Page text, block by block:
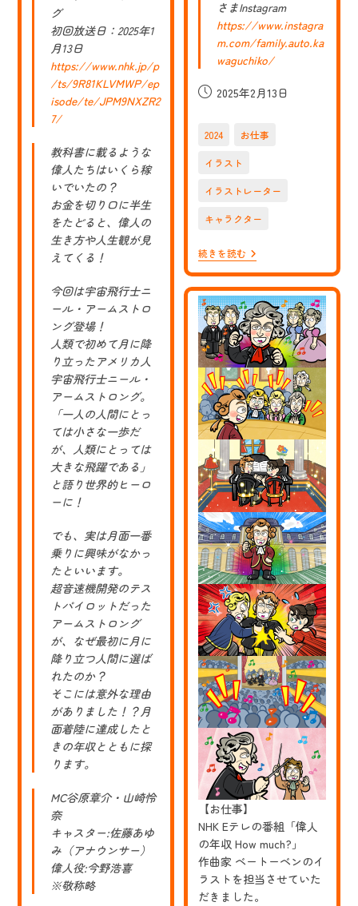
さまInstagram
https://www.instagra
m.com/family.auto.ka
waguchiko/
投
開
日:
2025年2月13日
2024 お仕事
イラスト
イラストレーター
キャラクター
続きを読む【お
仕
事】
富
士
河
口
湖
に
あ
る
車
販
売・
修
理
会
社
「フ
ァ
ミ
リ
ー
オ
ー
ト
さ
ま」
の
キ
ャ
ラ
ク
タ
ー
を
制
作
さ
せ
て
い
た
だ
き
グ
初回放送日：2025年1
月13日
https://www.nhk.jp/p
/ts/9R81KLVMWP/ep
isode/te/JPM9NXZR2
7/
教科書に載るような
偉人たちはいくら稼
いでいたの？
お金を切り口に半生
をたどると、偉人の
生き方や人生観が見
えてくる！
今回は宇宙飛行士ニ
ール・アームストロ
ング登場！
人類で初めて月に降
り立ったアメリカ人
宇宙飛行士ニール・
アームストロング。
「一人の人間にとっ
ては小さな一歩だ
が、人類にとっては
大きな飛躍である」
と語り世界的ヒーロ
ーに！
でも、実は月面一番
乗りに興味がなかっ
たといいます。
超音速機開発のテス
トパイロットだった
アームストロング
が、なぜ最初に月に
降り立つ人間に選ば
れたのか？
そこには意外な理由
がありました！？月
面着陸に達成したと
きの年収とともに探
ります。
MC谷原章介・山崎怜
奈
キャスター:佐藤あゆ
み（アナウンサー）
偉人役:今野浩喜
※敬称略
【お仕事】
NHK Eテレの番組「偉人
の年収 How much?」
作曲家 ベートーベンのイ
ラストを担当させていた
だきました。